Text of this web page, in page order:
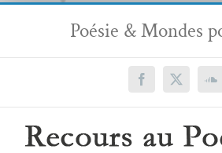
Passer
contenu
Poésie & Mondes
Facebook
X